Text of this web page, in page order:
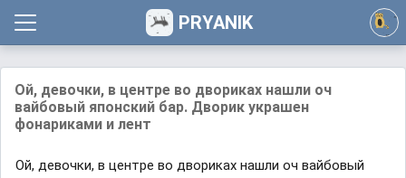
PRYANIK
Ой, девочки, в центре во двориках нашли оч
вайбовый японский бар. Дворик украшен
фонариками и лент
Ой, девочки, в центре во двориках нашли оч вайбовый